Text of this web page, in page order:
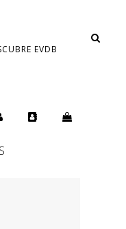
EVDB